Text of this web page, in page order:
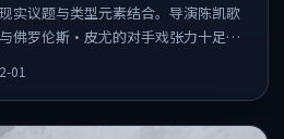
实议题与类型元素结合。导演陈凯歌
佛罗伦斯·皮尤的对手戏张力十足，
01